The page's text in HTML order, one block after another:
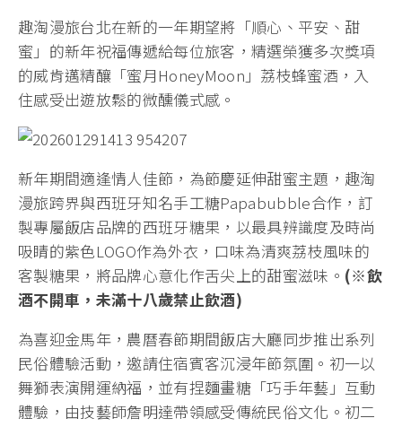
趣淘漫旅台北在新的一年期望將「順心、平安、甜
蜜」的新年祝福傳遞給每位旅客，精選榮獲多次獎項
的威肯邁精釀「蜜月HoneyMoon」荔枝蜂蜜酒，入
住感受出遊放鬆的微醺儀式感。
新年期間適逢情人佳節，為節慶延伸甜蜜主題，趣淘
漫旅跨界與西班牙知名手工糖Papabubble合作，訂
製專屬飯店品牌的西班牙糖果，以最具辨識度及時尚
吸睛的紫色LOGO作為外衣，口味為清爽荔枝風味的
客製糖果，將品牌心意化作舌尖上的甜蜜滋味。 (※飲
酒不開車，未滿十八歲禁止飲酒)
為喜迎金馬年，農曆春節期間飯店大廳同步推出系列
民俗體驗活動，邀請住宿賓客沉浸年節氛圍。初一以
舞獅表演開運納福，並有捏麵畫糖「巧手年藝」互動
體驗，由技藝師詹明達帶領感受傳統民俗文化。初二